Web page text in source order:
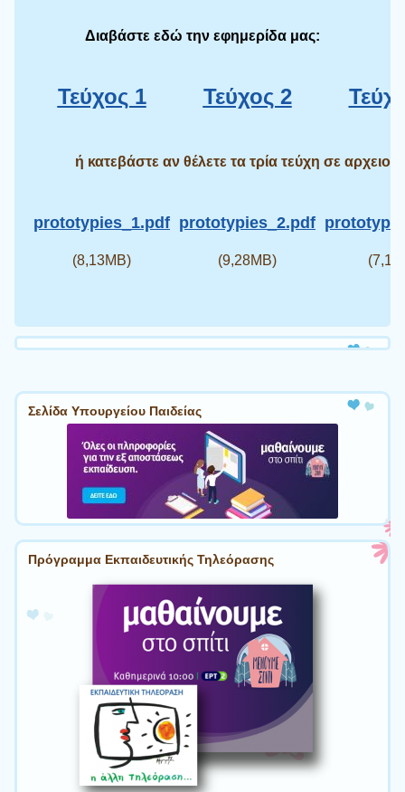
Διαβάστε εδώ την εφημερίδα μας:
Τεύχος 1 Τεύχος 2
ή κατεβάστε αν θέλετε τα τρία τεύχη σε αρχειο
prototypies_1.pdf
(8,13MB)
prototypies_2.pdf
(9,28MB)
Σελίδα Υπουργείου Παιδείας
Πρόγραμμα Εκπαιδευτικής Τηλεόρασης